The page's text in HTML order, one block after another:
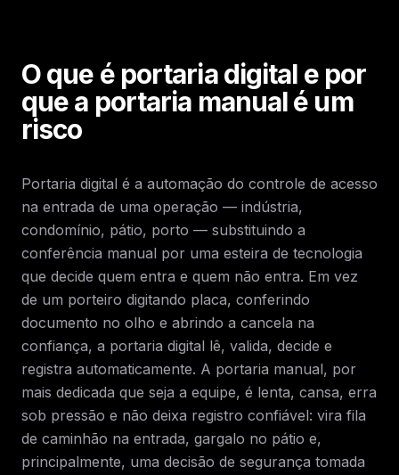
O que é portaria digital e por
que a portaria manual é um
risco
Portaria digital é a automação do controle de acesso
na entrada de uma operação — indústria,
condomínio, pátio, porto — substituindo a
conferência manual por uma esteira de tecnologia
que decide quem entra e quem não entra. Em vez
de um porteiro digitando placa, conferindo
documento no olho e abrindo a cancela na
confiança, a portaria digital lê, valida, decide e
registra automaticamente. A portaria manual, por
mais dedicada que seja a equipe, é lenta, cansa, erra
sob pressão e não deixa registro confiável: vira fila
de caminhão na entrada, gargalo no pátio e,
principalmente, uma decisão de segurança tomada